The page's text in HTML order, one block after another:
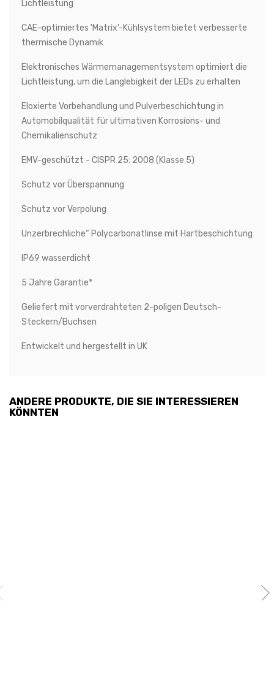
Lichtleistung
CAE-optimiertes 'Matrix'-Kühlsystem bietet verbesserte
thermische Dynamik
Elektronisches Wärmemanagementsystem optimiert die
Lichtleistung, um die Langlebigkeit der LEDs zu erhalten
Eloxierte Vorbehandlung und Pulverbeschichtung in
Automobilqualität für ultimativen Korrosions- und
Chemikalienschutz
EMV-geschützt - CISPR 25: 2008 (Klasse 5)
Schutz vor Überspannung
Schutz vor Verpolung
Unzerbrechliche“ Polycarbonatlinse mit Hartbeschichtung
IP69 wasserdicht
5 Jahre Garantie*
Geliefert mit vorverdrahteten 2-poligen Deutsch-
Steckern/Buchsen
Entwickelt und hergestellt in UK
ANDERE PRODUKTE, DIE SIE INTERESSIEREN
KÖNNTEN